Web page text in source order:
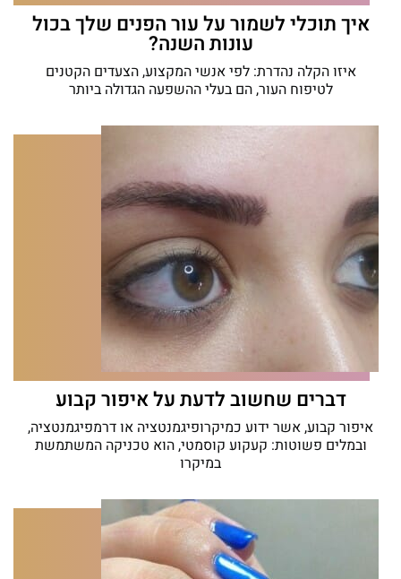
איך תוכלי לשמור על עור הפנים שלך בכול
עונות השנה?
איזו הקלה נהדרת: לפי אנשי המקצוע, הצעדים הקטנים
לטיפוח העור, הם בעלי ההשפעה הגדולה ביותר
דברים שחשוב לדעת על איפור קבוע
איפור קבוע, אשר ידוע כמיקרופיגמנטציה או דרמפיגמנטציה,
ובמלים פשוטות: קעקוע קוסמטי, הוא טכניקה המשתמשת
במיקרו